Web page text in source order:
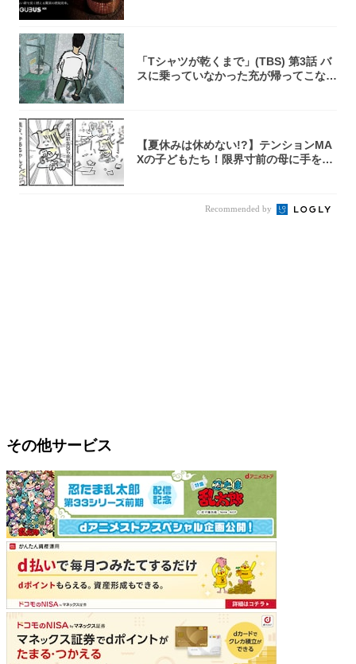
「Tシャツが乾くまで」(TBS) 第3話 バ
スに乗っていなかった充が帰ってこな
【夏休みは休めない!?】テンションMA
Xの子どもたち！限界寸前の母に手を差
Recommended by
その他サービス